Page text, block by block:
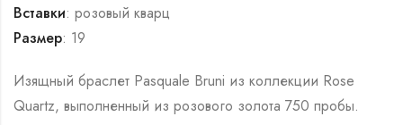
Вставки: розовый кварц
Размер: 19
Изящный браслет Pasquale Bruni из коллекции Rose
Quartz, выполненный из розового золота 750 пробы.